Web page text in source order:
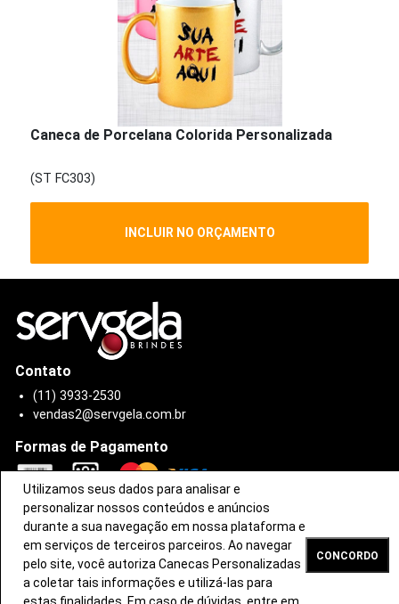
Caneca de Porcelana Colorida Personalizada
(ST FC303)
INCLUIR NO ORÇAMENTO
Contato
(11) 3933-2530
vendas2@servgela.com.br
Formas de Pagamento
© 2019 -Canecas Personalizadas -Brindes Personalizados
direitos reservadosServgela.
Utilizamos seus dados para analisar e
personalizar nossos conteúdos e anúncios
durante a sua navegação em nossa plataforma e
em serviços de terceiros parceiros. Ao navegar
pelo site, você autoriza Canecas Personalizadas
a coletar tais informações e utilizá-las para
CONCORDO